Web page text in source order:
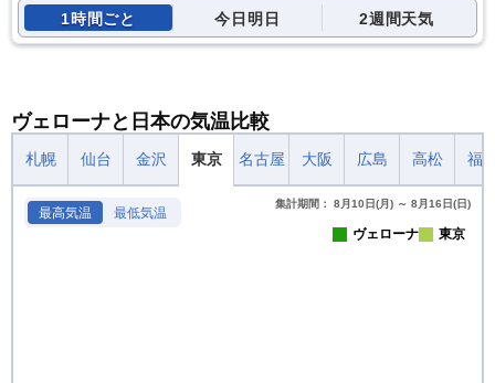
1時間ごと 今日明日 2週間天気
ヴェローナと日本の気温比較
札幌 仙台 金沢 東京 名古屋 大阪 広島 高松 福
最高気温 最低気温
集計期間： 8月10日(月) ～ 8月16日(日)
ヴェローナ 東京